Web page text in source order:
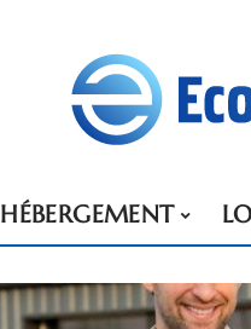
HÉBERGEMENT